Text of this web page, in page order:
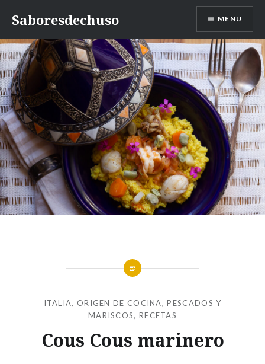
content
Saboresdechuso MENU
ITALIA, ORIGEN DE COCINA,PESCADOS Y
MARISCOS, RECETAS
Cous Cous marinero